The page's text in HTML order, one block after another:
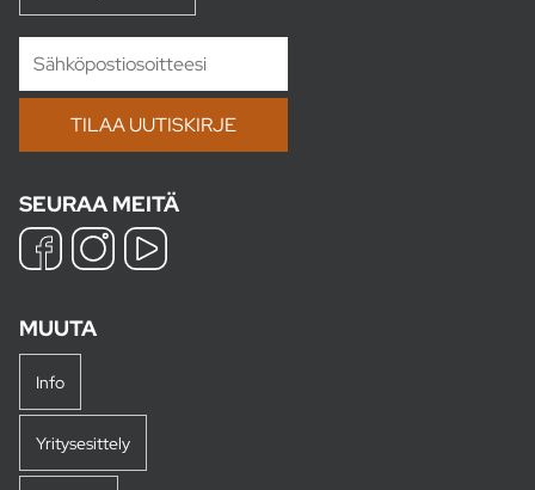
SEURAA MEITÄ
MUUTA
Info
Yritysesittely